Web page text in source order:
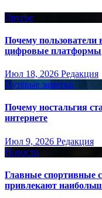
Другое
Почему
цифровые платформы
Июл 18, 2026 Редакция
Путёвые заметки
Почему ностальгия
интернете
Июл 9, 2026 Редакция
Новости
Главные спортивные
привлекают